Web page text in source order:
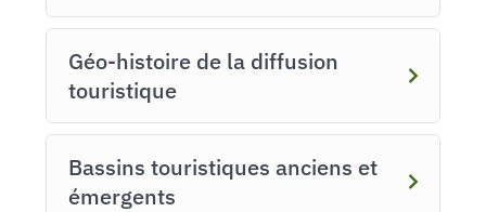
Géo-histoire de la diffusion
touristique
Bassins touristiques anciens et
émergents